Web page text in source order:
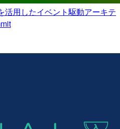
活用したイベント駆動アーキテ